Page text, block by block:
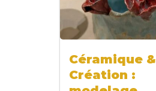
Céramique &
Création :